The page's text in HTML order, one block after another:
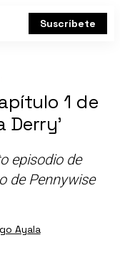
Suscríbete
1 de
Derry’
episodio de
de Pennywise
Ayala